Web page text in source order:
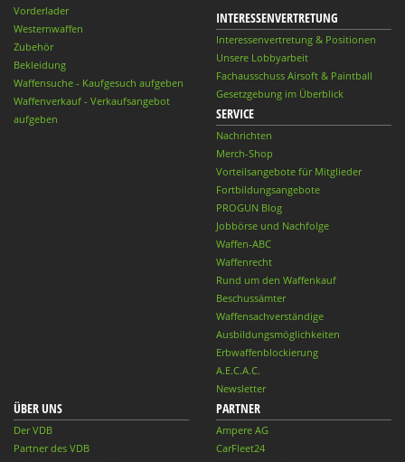
Vorderlader
Westernwaffen
Zubehör
Bekleidung
Waffensuche - Kaufgesuch aufgeben
Waffenverkauf - Verkaufsangebot
aufgeben
INTERESSENVERTRETUNG
Interessenvertretung & Positionen
Unsere Lobbyarbeit
Fachausschuss Airsoft & Paintball
Gesetzgebung im Überblick
SERVICE
Nachrichten
Merch-Shop
Vorteilsangebote für Mitglieder
Fortbildungsangebote
PROGUN Blog
Jobbörse und Nachfolge
Waffen-ABC
Waffenrecht
Rund um den Waffenkauf
Beschussämter
Waffensachverständige
Ausbildungsmöglichkeiten
Erbwaffenblockierung
A.E.C.A.C.
Newsletter
ÜBER UNS
Der VDB
Partner des VDB
PARTNER
Ampere AG
CarFleet24